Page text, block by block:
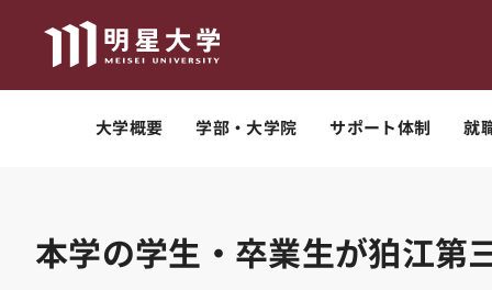
大学概要 学部・大学院 サポート体制 就
本学の学生・卒業生が狛江第